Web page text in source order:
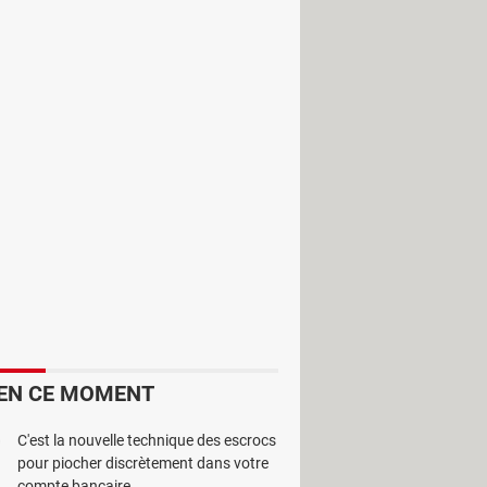
à l'ancien – toujours en vente
deux couleurs, argent et gris –, à
il se distingue d'abord par son
et libérant les flancs
adore ! L'ensemble est associé
détails) qui se révèle diablement
CE MOMENT
C'est la nouvelle technique des escrocs
pour piocher discrètement dans votre